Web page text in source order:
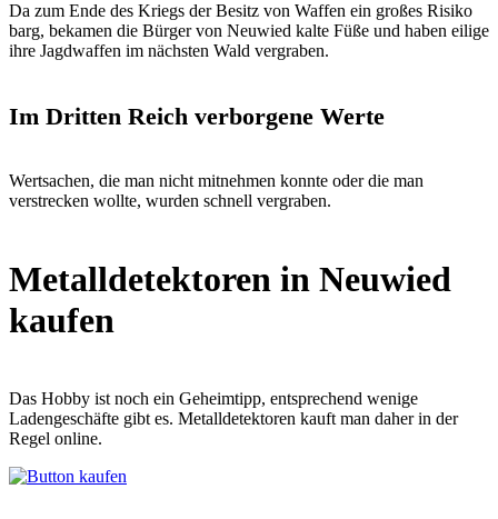
Da zum Ende des Kriegs der Besitz von Waffen ein großes Risiko
barg, bekamen die Bürger von Neuwied kalte Füße und haben eilige
ihre Jagdwaffen im nächsten Wald vergraben.
Im Dritten Reich verborgene Werte
Wertsachen, die man nicht mitnehmen konnte oder die man
verstrecken wollte, wurden schnell vergraben.
Metalldetektoren in Neuwied
kaufen
Das Hobby ist noch ein Geheimtipp, entsprechend wenige
Ladengeschäfte gibt es. Metalldetektoren kauft man daher in der
Regel online.